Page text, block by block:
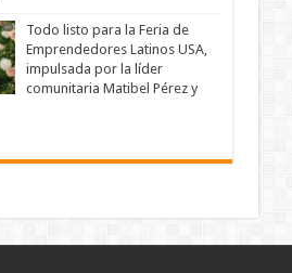
Todo listo para la Feria de
Emprendedores Latinos USA,
impulsada por la líder
comunitaria Matibel Pérez y